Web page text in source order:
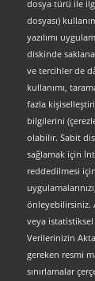
dosya türü ile
dosyası)
yazılımı
diskinde
ve tercihler de
kullanımı,
fazla
bilgilerini
olabilir. Sabit
sağlamak için
reddedilmesi
önleyebilirsiniz.
veya istatistiksel
Verilerinizin
gereken resmi
sınırlamalar